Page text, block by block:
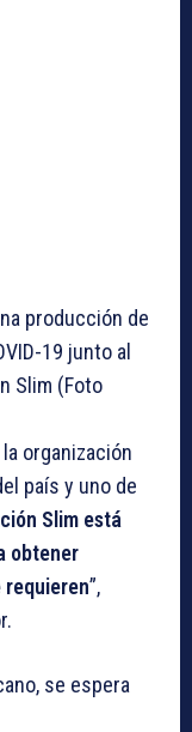
producción de
19 junto al
Slim (Foto
organización
país y uno de
Slim está
obtener
requieren”,
se espera